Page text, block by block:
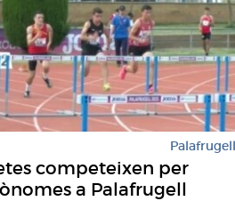
Palafrugell
competeixen per
a Palafrugell